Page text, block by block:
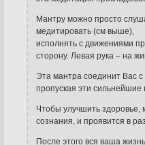
Мантру можно просто
медитировать (см выше),
исполнять с движениями
сторону. Левая рука – на
Эта мантра соединит Вас
пропуская эти сильнейшие
Чтобы улучшить
сознания, и проявится в
После этого вся ваша